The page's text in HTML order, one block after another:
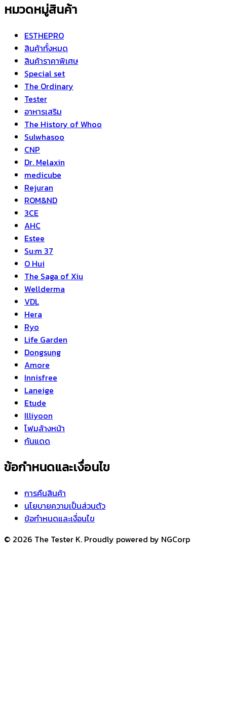
หมวดหมู่สินค้า
ESTHEPRO
สินค้าทั้งหมด
สินค้าราคาพิเศษ
Special set
The Ordinary
Tester
อาหารเสริม
The History of Whoo
Sulwhasoo
CNP
Dr. Melaxin
medicube
Rejuran
ROM&ND
3CE
AHC
Estee
Su:m 37
O Hui
The Saga of Xiu
Wellderma
VDL
Hera
Ryo
Life Garden
Dongsung
Amore
Innisfree
Laneige
Etude
Illiyoon
โฟมล้างหน้า
กันแดด
ข้อกำหนดและเงื่อนไข
การคืนสินค้า
นโยบายความเป็นส่วนตัว
ข้อกำหนดและเงื่อนไข
© 2026 The Tester K. Proudly powered by NGCorp